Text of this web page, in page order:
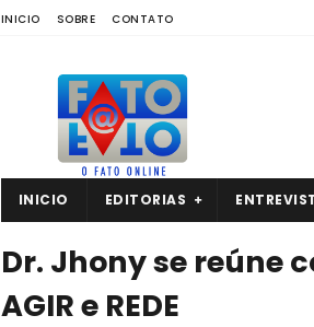
INICIO SOBRE CONTATO
INICIO EDITORIAS
Dr. Jhony se reúne
AGIR e REDE